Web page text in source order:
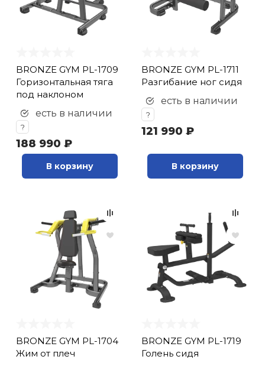
BRONZE GYM PL-1709
Горизонтальная тяга
под наклоном
есть в наличии
?
188 990 ₽
В корзину
BRONZE GYM PL-1711
Разгибание ног сидя
есть в наличии
?
121 990 ₽
В корзину
BRONZE GYM PL-1704
Жим от плеч
BRONZE GYM PL-1719
Голень сидя